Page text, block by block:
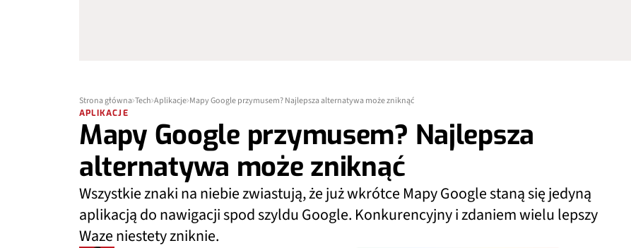
Strona główna Tech Aplikacje Mapy Google przymusem? Najlepsza alternatywa może zniknąć
APLIKACJE
Mapy Google przymusem? Najlepsza
alternatywa może zniknąć
Wszystkie znaki na niebie zwiastują, że już wkrótce Mapy Google staną się jedyną
aplikacją do nawigacji spod szyldu Google. Konkurencyjny i zdaniem wielu lepszy
Waze niestety zniknie.